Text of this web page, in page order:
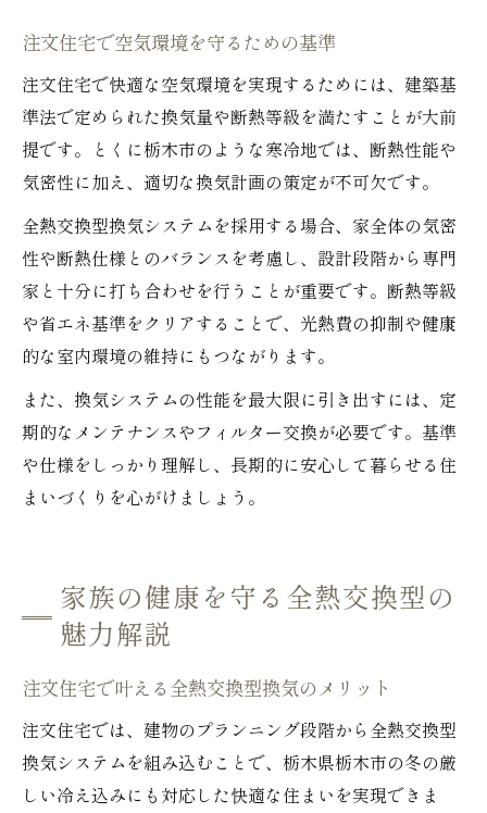
注文住宅で空気環境を守るための基準
注文住宅で快適な空気環境を実現するためには、建築基
準法で定められた換気量や断熱等級を満たすことが大前
提です。とくに栃木市のような寒冷地では、断熱性能や
気密性に加え、適切な換気計画の策定が不可欠です。
全熱交換型換気システムを採用する場合、家全体の気密
性や断熱仕様とのバランスを考慮し、設計段階から専門
家と十分に打ち合わせを行うことが重要です。断熱等級
や省エネ基準をクリアすることで、光熱費の抑制や健康
的な室内環境の維持にもつながります。
また、換気システムの性能を最大限に引き出すには、定
期的なメンテナンスやフィルター交換が必要です。基準
や仕様をしっかり理解し、長期的に安心して暮らせる住
まいづくりを心がけましょう。
家族の健康を守る全熱交換型の
魅力解説
注文住宅で叶える全熱交換型換気のメリット
注文住宅では、建物のプランニング段階から全熱交換型
換気システムを組み込むことで、栃木県栃木市の冬の厳
しい冷え込みにも対応した快適な住まいを実現できま